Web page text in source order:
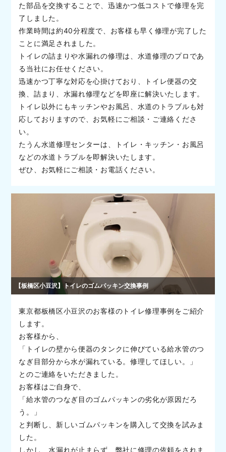
た部品を交換することで、迅速かつ低コストで修理を完
了しました。
作業時間は約40分程度で、お客様も早く修理が完了した
ことに満足されました。
トイレの詰まりや水漏れの修理は、水道修理のプロであ
る当社にお任せください。
迅速かつ丁寧な対応を心掛けており、トイレ便器の交
換、詰まり、水漏れ修理などを即座に解決いたします。
トイレ以外にもキッチンやお風呂、水道のトラブルも対
応しておりますので、お気軽にご相談・ご連絡くださ
い。
たうん水道修理センターは、トイレ・キッチン・お風呂
などの水道トラブルを即解決いたします。
ぜひ、お気軽にご相談・お電話ください。
【板橋区小豆沢】トイレのゴムパッキン交換事例
東京都板橋区小豆沢のお客様のトイレ修理事例をご紹介
します。
お客様から、
「トイレの壁から便器のタンクに伸びている給水管のつ
なぎ目部分から水が漏れている。修理してほしい。」
とのご連絡をいただきました。
お客様はご自身で、
「給水管のつなぎ目のゴムパッキンの劣化が原因だろ
う。」
と判断し、新しいゴムパッキンを購入して交換を試みま
した。
しかし、水漏れが止まらず、弊社に修理の依頼をされま